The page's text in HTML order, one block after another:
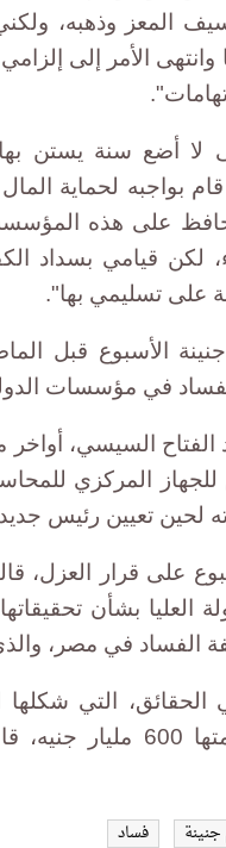
المعز وذهبه،
الأمر إلى
لا أضع سنة يستن
بواجبه لحماية
على هذه
لكن قيامي بسداد
على تسليمي بها".
الأسبوع قبل
في مؤسسات
السيسي، أواخر
المركزي
لحين تعيين رئيس
على قرار العزل،
الفساد في مصر،
الحقائق، التي
فساد تجاوزت
فساد